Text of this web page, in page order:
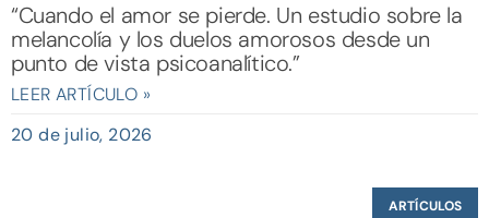
“Cuando el amor se pierde. Un estudio sobre la
melancolía y los duelos amorosos desde un
punto de vista psicoanalítico.”
LEER ARTÍCULO »
20 de julio, 2026
ARTÍCULOS